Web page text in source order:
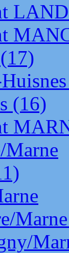
(16)